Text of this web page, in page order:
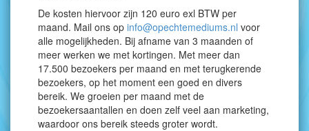
De kosten hiervoor zijn 120 euro exl BTW per
maand. Mail ons op info@opechtemediums.nl voor
alle mogelijkheden. Bij afname van 3 maanden of
meer werken we met kortingen. Met meer dan
17.500 bezoekers per maand en met terugkerende
bezoekers, op het moment een goed en divers
bereik. We groeien per maand met de
bezoekersaantallen en doen zelf veel aan marketing,
waardoor ons bereik steeds groter wordt.